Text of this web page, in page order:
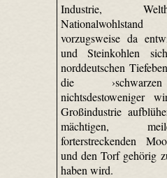
Industrie,
vorzugsweise da
und Steinkohlen
norddeutschen
die
nichtsdestoweniger
Großindustrie
mächtigen,
forterstreckenden
und den Torf gehörig
haben wird.